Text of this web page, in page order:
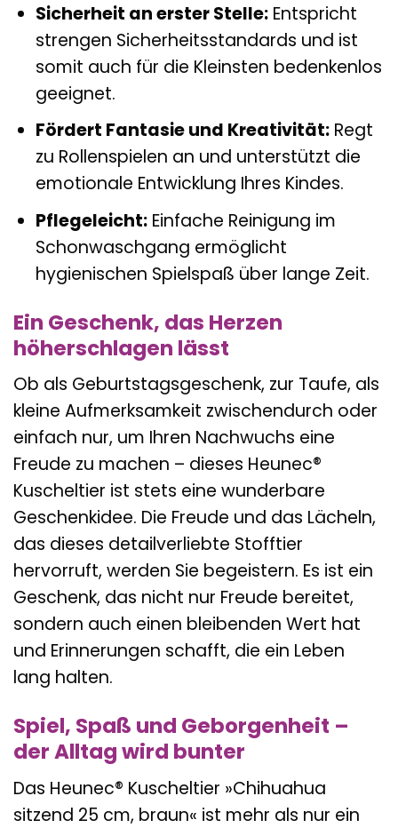
Sicherheit an erster Stelle:Entspricht
strengen Sicherheitsstandards und ist
somit auch für die Kleinsten bedenkenlos
geeignet.
Fördert Fantasie und Kreativität:Regt
zu Rollenspielen an und unterstützt die
emotionale Entwicklung Ihres Kindes.
Pflegeleicht:Einfache Reinigung im
Schonwaschgang ermöglicht
hygienischen Spielspaß über lange Zeit.
Ein Geschenk, das Herzen
höherschlagen lässt
Ob als Geburtstagsgeschenk, zur Taufe, als
kleine Aufmerksamkeit zwischendurch oder
einfach nur, um Ihren Nachwuchs eine
Freude zu machen – dieses Heunec®
Kuscheltier ist stets eine wunderbare
Geschenkidee. Die Freude und das Lächeln,
das dieses detailverliebte Stofftier
hervorruft, werden Sie begeistern. Es ist ein
Geschenk, das nicht nur Freude bereitet,
sondern auch einen bleibenden Wert hat
und Erinnerungen schafft, die ein Leben
lang halten.
Spiel, Spaß und Geborgenheit –
der Alltag wird bunter
Das Heunec® Kuscheltier »Chihuahua
sitzend 25 cm, braun« ist mehr als nur ein